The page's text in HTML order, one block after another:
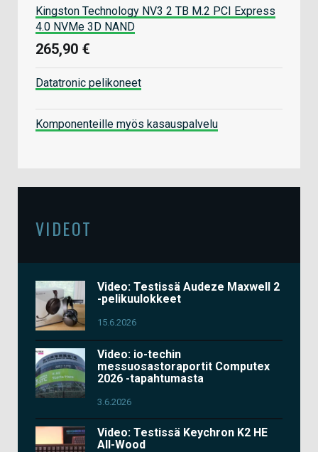
Kingston Technology NV3 2 TB M.2 PCI Express
4.0 NVMe 3D NAND
265,90 €
Datatronic pelikoneet
Komponenteille myös kasauspalvelu
VIDEOT
Video: Testissä Audeze Maxwell 2
-pelikuulokkeet
15.6.2026
Video: io-techin
messuosastoraportit Computex
2026 -tapahtumasta
3.6.2026
Video: Testissä Keychron K2 HE
All-Wood